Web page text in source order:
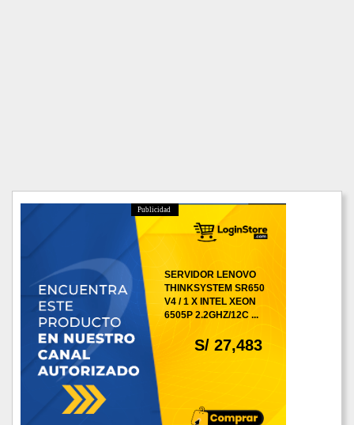
Publicidad
S/ 27,483
SERVIDOR LENOVO
THINKSYSTEM SR650
V4 / 1 X INTEL XEON
6505P 2.2GHZ/12C ...